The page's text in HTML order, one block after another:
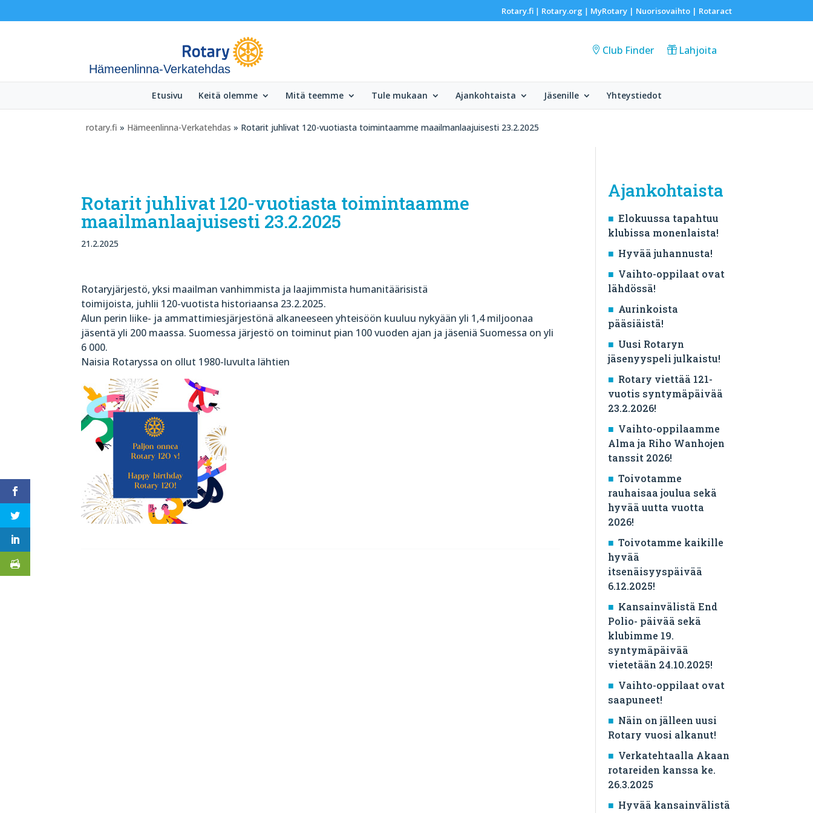
Rotary.fi| Rotary.org | MyRotary | Nuorisovaihto| Rotaract
Hämeenlinna-Verkatehdas
Club Finder Lahjoita
Etusivu Keitä olemme Mitä teemme Tule mukaan Ajankohtaista Jäsenille Yhteystiedot
rotary.fi » Hämeenlinna-Verkatehdas » Rotarit juhlivat 120-vuotiasta toimintaamme maailmanlaajuisesti 23.2.2025
Rotarit juhlivat 120-vuotiasta toimintaamme
maailmanlaajuisesti 23.2.2025
21.2.2025
Rotaryjärjestö, yksi maailman vanhimmista ja laajimmista humanitäärisistä
toimijoista, juhlii 120-vuotista historiaansa 23.2.2025.
Alun perin liike- ja ammattimiesjärjestönä alkaneeseen yhteisöön kuuluu nykyään yli 1,4 miljoonaa
jäsentä yli 200 maassa. Suomessa järjestö on toiminut pian 100 vuoden ajan ja jäseniä Suomessa on yli
6 000.
Naisia Rotaryssa on ollut 1980-luvulta lähtien
Ajankohtaista
Elokuussa tapahtuu
klubissa monenlaista!
Hyvää juhannusta!
Vaihto-oppilaat ovat
lähdössä!
Aurinkoista
pääsiäistä!
Uusi Rotaryn
jäsenyyspeli julkaistu!
Rotary viettää 121-
vuotis syntymäpäivää
23.2.2026!
Vaihto-oppilaamme
Alma ja Riho Wanhojen
tanssit 2026!
Toivotamme
rauhaisaa joulua sekä
hyvää uutta vuotta
2026!
Toivotamme kaikille
hyvää
itsenäisyyspäivää
6.12.2025!
Kansainvälistä End
Polio- päivää sekä
klubimme 19.
syntymäpäivää
vietetään 24.10.2025!
Vaihto-oppilaat ovat
saapuneet!
Näin on jälleen uusi
Rotary vuosi alkanut!
Verkatehtaalla Akaan
rotareiden kanssa ke.
26.3.2025
Hyvää kansainvälistä